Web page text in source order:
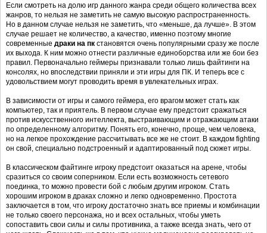
Если смотреть на долю игр данного жанра среди общего количества всех
жанров, то нельзя не заметить не самую высокую распространенность.
Но в данном случае нельзя не заметить, что «меньше, да лучше». В этом
случае решает не количество, а качество, именно поэтому многие
современные драки на пк становятся очень популярными сразу же после
их выхода. К ним можно отнести различные единоборства или же бои без
правил. Первоначально геймеры признавали только лишь файтинги на
консолях, но впоследствии приняли и эти игры для ПК. И теперь все с
удовольствием могут проводить время в увлекательных играх.
В зависимости от игры и самого геймера, его врагом может стать как
компьютер, так и приятель. В первом случае ему предстоит сражаться
против искусственного интеллекта, выстраивающим и отражающим атаки
по определенному алгоритму. Понять его, конечно, проще, чем человека,
но на легкое прохождение рассчитывать все же не стоит. В каждом fighting
он свой, специально подстроенный и адаптированный под сюжет игры.
В классическом файтинге игроку предстоит оказаться на арене, чтобы
сразиться со своим соперником. Если есть возможность сетевого
поединка, то можно провести бой с любым другим игроком. Стать
хорошим игроком в драках сложно и легко одновременно. Простота
заключается в том, что игроку достаточно знать все приемы и комбинации
не только своего персонажа, но и всех остальных, чтобы уметь
сопоставить свои силы и силы противника, а также всегда знать, чего от